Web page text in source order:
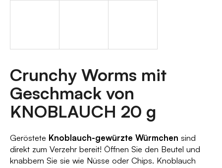
Crunchy Worms mit
Geschmack von
KNOBLAUCH 20 g
Geröstete Knoblauch-gewürzte Würmchen sind
direkt zum Verzehr bereit! Öffnen Sie den Beutel und
knabbern Sie sie wie Nüsse oder Chips. Knoblauch
W
i
e
m
p